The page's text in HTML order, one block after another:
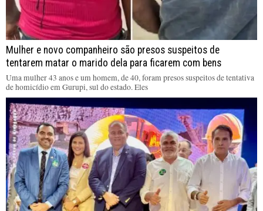
Mulher e novo companheiro são presos suspeitos de
tentarem matar o marido dela para ficarem com bens
Uma mulher 43 anos e um homem, de 40, foram presos suspeitos de tentativa
de homicídio em Gurupi, sul do estado. Eles